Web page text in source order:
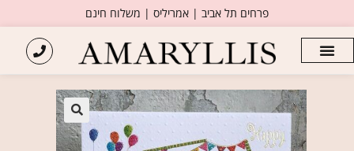
פרחים תל אביב | אמריליס | משלוח חינם